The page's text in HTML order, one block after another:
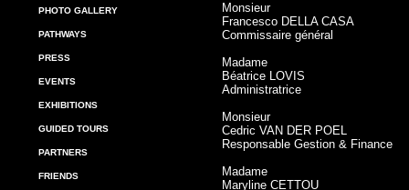
PHOTO GALLERY
PATHWAYS
PRESS
EVENTS
EXHIBITIONS
GUIDED TOURS
PARTNERS
FRIENDS
Monsieur
Francesco DELLA CASA
Commissaire général
Madame
Béatrice LOVIS
Administratrice
Monsieur
Cedric VAN DER POEL
Responsable Gestion & Finance
Madame
Maryline CETTOU